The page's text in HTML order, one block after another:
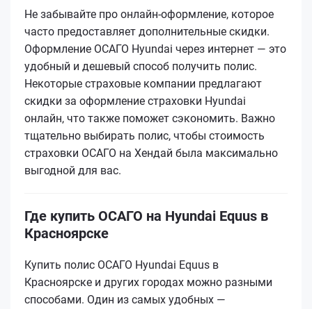
Не забывайте про онлайн-оформление, которое
часто предоставляет дополнительные скидки.
Оформление ОСАГО Hyundai через интернет — это
удобный и дешевый способ получить полис.
Некоторые страховые компании предлагают
скидки за оформление страховки Hyundai
онлайн, что также поможет сэкономить. Важно
тщательно выбирать полис, чтобы стоимость
страховки ОСАГО на Хендай была максимально
выгодной для вас.
Где купить ОСАГО на Hyundai Equus в
Красноярске
Купить полис ОСАГО Hyundai Equus в
Красноярске и других городах можно разными
способами. Один из самых удобных —